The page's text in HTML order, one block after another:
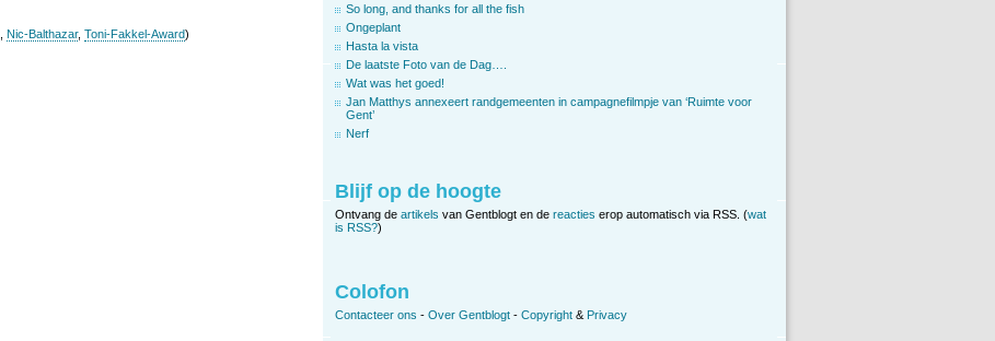
Nic-Balthazar, Toni-Fakkel-Award)
So long, and thanks for all the fish
Ongeplant
Hasta la vista
De laatste Foto van de Dag….
Wat was het goed!
Jan Matthys annexeert randgemeenten in campagnefilmpje van ‘Ruimte voor
Gent’
Nerf
Blijf op de hoogte
Ontvang de artikels van Gentblogt en de reacties erop automatisch via RSS. (wat
is RSS?)
Colofon
Contacteer ons - Over Gentblogt - Copyright & Privacy